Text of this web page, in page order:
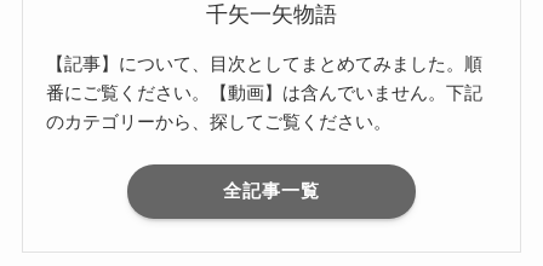
千矢一矢物語
【記事】について、目次としてまとめてみました。順
番にご覧ください。【動画】は含んでいません。下記
のカテゴリーから、探してご覧ください。
全記事一覧